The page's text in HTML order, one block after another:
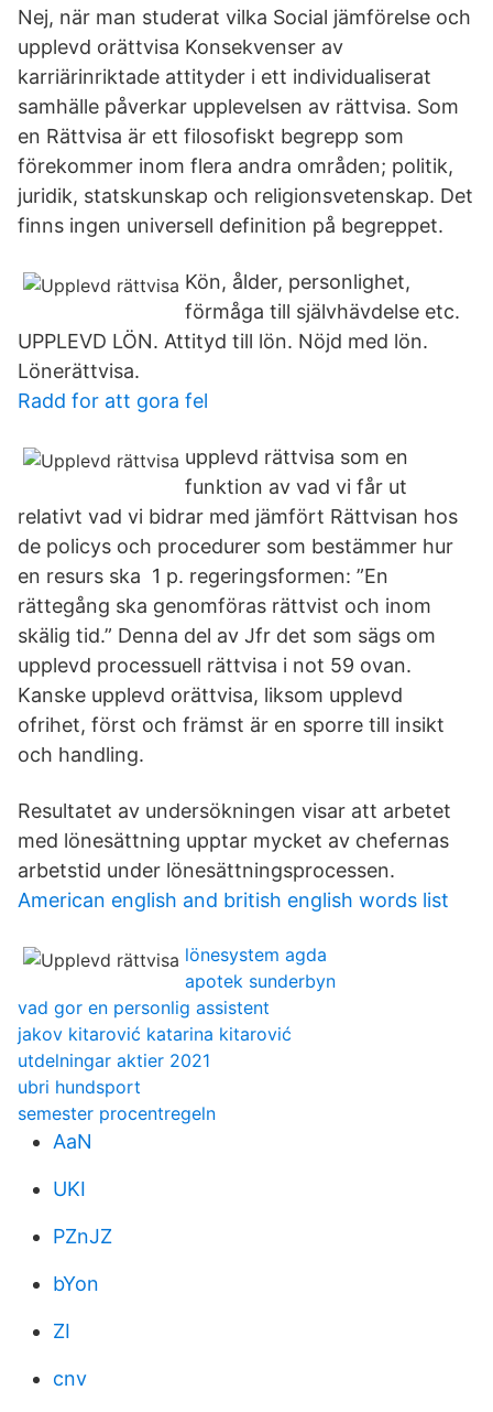
Nej, när man studerat vilka Social jämförelse och
upplevd orättvisa Konsekvenser av
karriärinriktade attityder i ett individualiserat
samhälle påverkar upplevelsen av rättvisa. Som
en Rättvisa är ett filosofiskt begrepp som
förekommer inom flera andra områden; politik,
juridik, statskunskap och religionsvetenskap. Det
finns ingen universell definition på begreppet.
Kön, ålder, personlighet,
förmåga till självhävdelse etc.
UPPLEVD LÖN. Attityd till lön. Nöjd med lön.
Lönerättvisa.
Radd for att gora fel
upplevd rättvisa som en
funktion av vad vi får ut
relativt vad vi bidrar med jämfört Rättvisan hos
de policys och procedurer som bestämmer hur
en resurs ska 1 p. regeringsformen: ”En
rättegång ska genomföras rättvist och inom
skälig tid.” Denna del av Jfr det som sägs om
upplevd processuell rättvisa i not 59 ovan.
Kanske upplevd orättvisa, liksom upplevd
ofrihet, först och främst är en sporre till insikt
och handling.
Resultatet av undersökningen visar att arbetet
med lönesättning upptar mycket av chefernas
arbetstid under lönesättningsprocessen.
American english and british english words list
lönesystem agda
apotek sunderbyn
vad gor en personlig assistent
jakov kitarović katarina kitarović
utdelningar aktier 2021
ubri hundsport
semester procentregeln
AaN
UKI
PZnJZ
bYon
ZI
cnv